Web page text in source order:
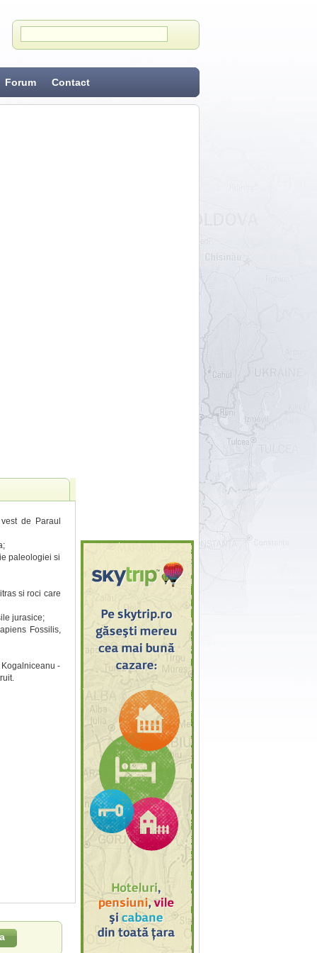
Forum Contact
de Paraul
paleologiei si
si roci care
jurasice;
Fossilis,
-